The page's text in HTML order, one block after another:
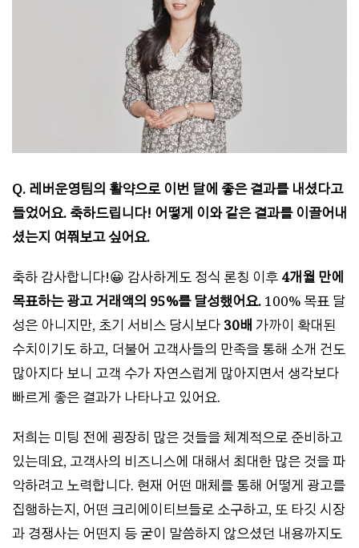
Q. 레버운영팀의 활약으로 이번 달에 좋은 결과를 내셨다고
들었어요. 축하드립니다! 어떻게 이와 같은 결과를 이끌어내
셨는지 여쭤보고 싶어요.
축하 감사합니다!😀 감사하게도 정식 론칭 이후 4개월 만에
목표하는 광고 거래액의 95%를 달성했어요. 100% 목표 달
성은 아니지만, 초기 서비스 당시보다 30배 가까이 확대된
수치이기도 하고, 더불어 고객사들의 만족을 통해 소개 건도
많아지다 보니 고객 수가 자연스럽게 많아지면서 생각보다
빠르게 좋은 결과가 나타나고 있어요.
저희는 미팅 전에 굉장히 많은 것들을 체계적으로 준비하고
있는데요, 고객사의 비즈니스에 대해서 최대한 많은 것을 파
악하려고 노력합니다. 현재 어떤 매체를 통해 어떻게 광고를
집행하는지, 어떤 크리에이티브들로 소구하고, 또 타깃 시장
과 경쟁사는 어떤지 등 굳이 말씀하지 않으셨던 내용까지도